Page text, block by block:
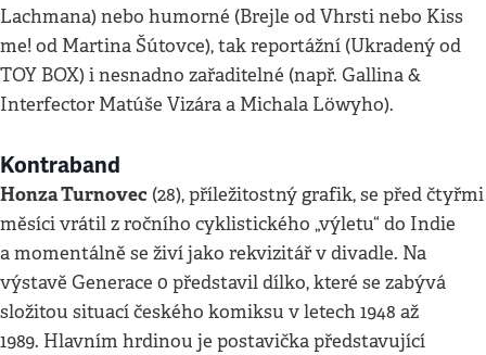
Lachmana) nebo humorné (Brejle od Vhrsti nebo Kiss
me! od Martina Šútovce), tak reportážní (Ukradený od
TOY BOX) i nesnadno zařaditelné (např. Gallina &
Interfector Matúše Vizára a Michala Löwyho).
Kontraband
Honza Turnovec (28), příležitostný grafik, se před čtyřmi
měsíci vrátil z ročního cyklistického „výletu“ do Indie
a momentálně se živí jako rekvizitář v divadle. Na
výstavě Generace 0 představil dílko, které se zabývá
složitou situací českého komiksu v letech 1948 až
1989. Hlavním hrdinou je postavička představující